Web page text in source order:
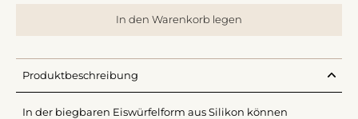
In den Warenkorb legen
Produktbeschreibung
In der biegbaren Eiswürfelform aus Silikon können